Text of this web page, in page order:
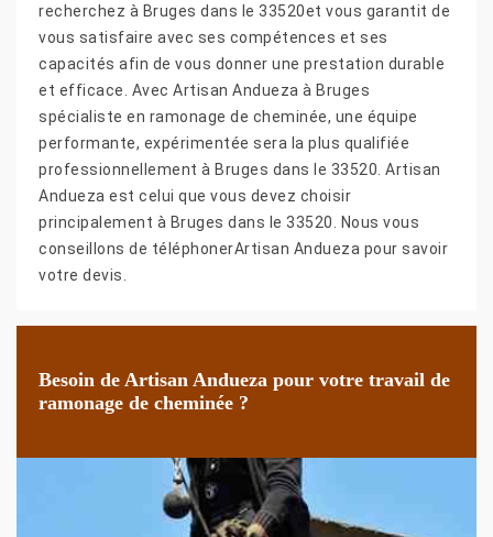
recherchez à Bruges dans le 33520et vous garantit de
vous satisfaire avec ses compétences et ses
capacités afin de vous donner une prestation durable
et efficace. Avec Artisan Andueza à Bruges
spécialiste en ramonage de cheminée, une équipe
performante, expérimentée sera la plus qualifiée
professionnellement à Bruges dans le 33520. Artisan
Andueza est celui que vous devez choisir
principalement à Bruges dans le 33520. Nous vous
conseillons de téléphonerArtisan Andueza pour savoir
votre devis.
Besoin de Artisan Andueza pour votre travail de
ramonage de cheminée ?